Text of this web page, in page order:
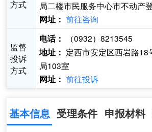
方式
局二楼市民服务中心市不动产
网址： 前往咨询
监督
投诉
方式
电话：
（0932）8213545
地址： 定西市安定区西岩路18
局103室
网址： 前往投诉
基本信息 受理条件 申报材料